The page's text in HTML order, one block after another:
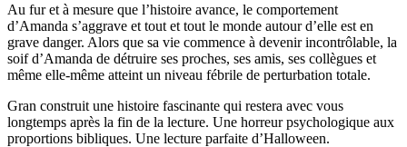
Au fur et à mesure que l’histoire avance, le comportement
d’Amanda s’aggrave et tout et tout le monde autour d’elle est en
grave danger. Alors que sa vie commence à devenir incontrôlable, la
soif d’Amanda de détruire ses proches, ses amis, ses collègues et
même elle-même atteint un niveau fébrile de perturbation totale.
Gran construit une histoire fascinante qui restera avec vous
longtemps après la fin de la lecture. Une horreur psychologique aux
proportions bibliques. Une lecture parfaite d’Halloween.